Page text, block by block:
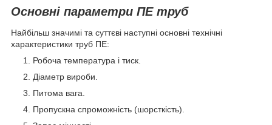
Основні параметри ПЕ труб
Найбільш значимі та суттєві наступні основні технічні
характеристики труб ПЕ:
Робоча температура і тиск.
Діаметр вироби.
Питома вага.
Пропускна спроможність (шорсткість).